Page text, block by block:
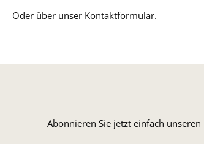
Oder über unser Kontaktformular.
Abonnieren Sie jetzt einfach